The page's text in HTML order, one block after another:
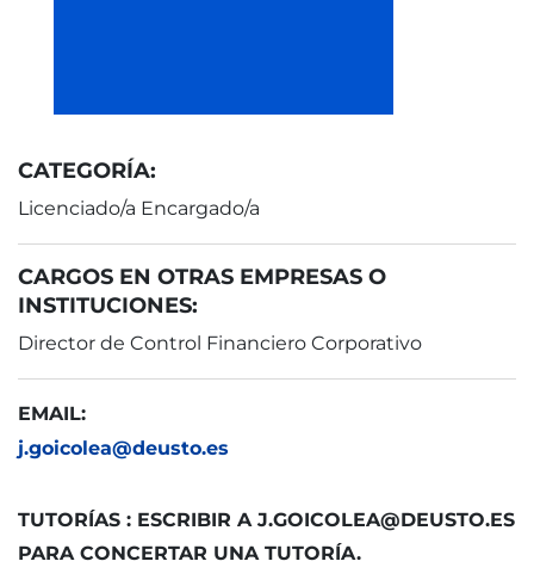
CATEGORÍA:
Licenciado/a Encargado/a
CARGOS EN OTRAS EMPRESAS O
INSTITUCIONES:
Director de Control Financiero Corporativo
EMAIL:
j.goicolea@deusto.es
TUTORÍAS : ESCRIBIR A J.GOICOLEA@DEUSTO.ES
PARA CONCERTAR UNA TUTORÍA.